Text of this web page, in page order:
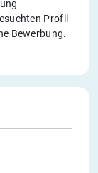
Profil
Bewerbung.